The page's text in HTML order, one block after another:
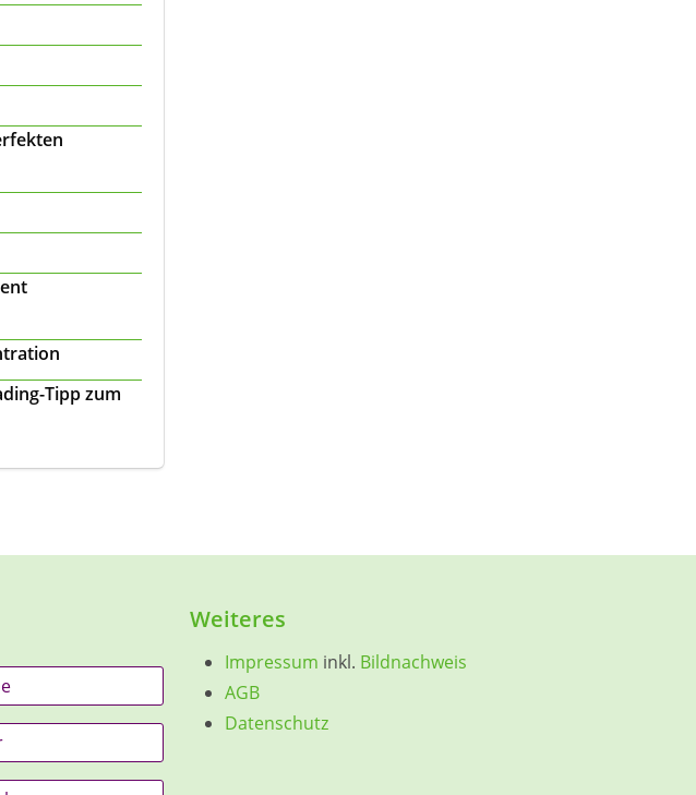
Tipp zum
Weiteres
Impressum inkl. Bildnachweis
AGB
Datenschutz